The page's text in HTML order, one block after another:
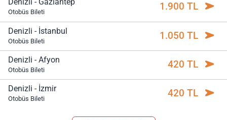
Denizli - Gaziantep
Otobüs Bileti 1.900 TL
Denizli - İstanbul
Otobüs Bileti 1.050 TL
Denizli - Afyon
Otobüs Bileti 420 TL
Denizli - İzmir
Otobüs Bileti 420 TL